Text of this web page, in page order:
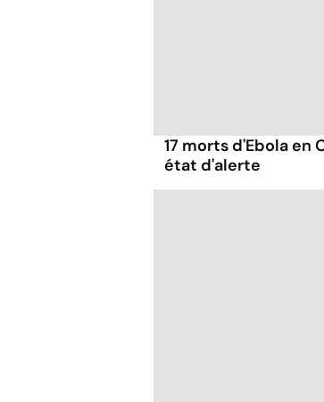
17 morts d'Ebola en
état d'alerte